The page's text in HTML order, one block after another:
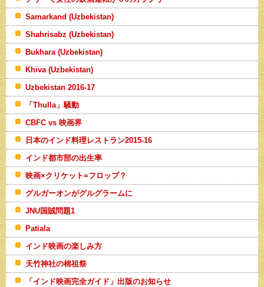
Samarkand (Uzbekistan)
Shahrisabz (Uzbekistan)
Bukhara (Uzbekistan)
Khiva (Uzbekistan)
Uzbekistan 2016-17
「Thulla」騒動
CBFC vs 映画界
日本のインド料理レストラン2015-16
インド都市部の出生率
映画×クリケット=フロップ？
グルガーオンがグルグラームに
JNU国賊問題1
Patiala
インド映画の楽しみ方
天竹神社の棉祖祭
「インド映画完全ガイド」出版のお知らせ